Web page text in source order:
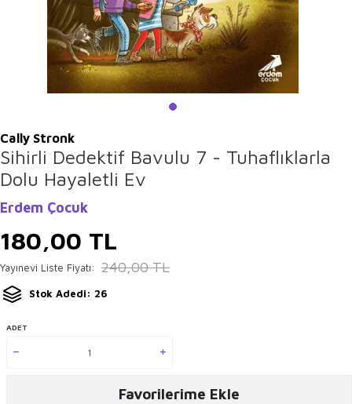
Cally Stronk
Sihirli Dedektif Bavulu 7 - Tuhaflıklarla
Dolu Hayaletli Ev
Erdem Çocuk
180,00 TL
Yayınevi Liste Fiyatı: 240,00TL
Stok Adedi: 26
ADET
Favorilerime Ekle